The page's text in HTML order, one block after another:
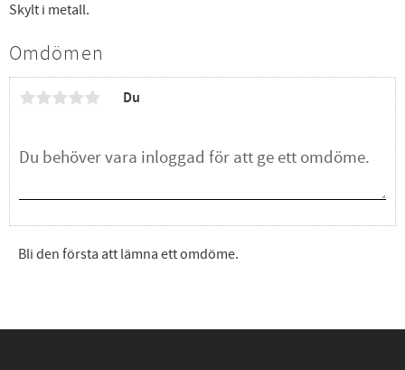
Skylt i metall.
Omdömen
Du
Bli den första att lämna ett omdöme.